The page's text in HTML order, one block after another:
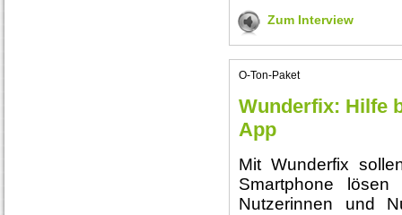
Zum Interview
O-Ton-Paket
Wunderfix: Hilfe
App
Mit Wunderfix
Smartphone
Nutzerinnen und